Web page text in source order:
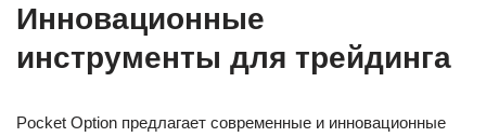
Инновационные
инструменты для трейдинга
Pocket Option предлагает современные и инновационные